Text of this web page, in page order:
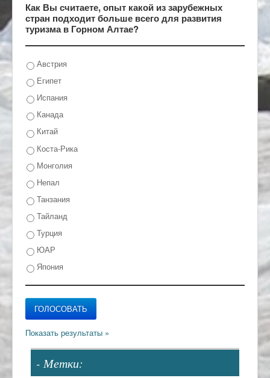
Как Вы считаете, опыт какой из зарубежных
стран подходит больше всего для развития
туризма в Горном Алтае?
Австрия
Египет
Испания
Канада
Китай
Коста-Рика
Монголия
Непал
Танзания
Тайланд
Турция
ЮАР
Япония
- Метки: